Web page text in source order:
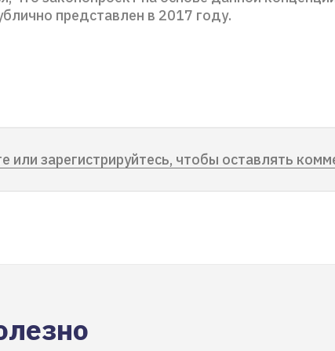
представлен в 2017 году.
или зарегистрируйтесь, чтобы оставлять